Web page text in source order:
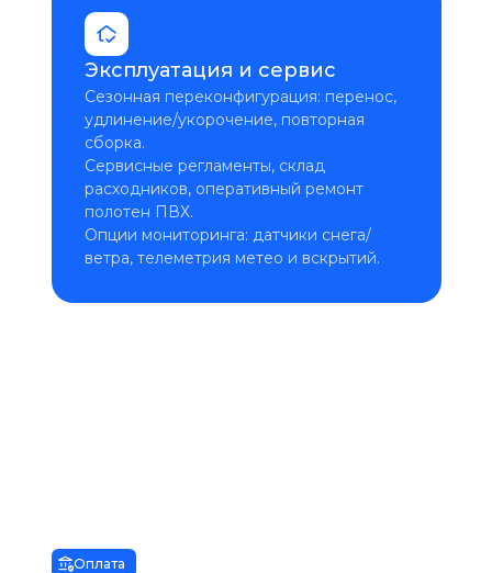
Эксплуатация и сервис
Сезонная переконфигурация: перенос,
удлинение/укорочение, повторная
сборка.
Сервисные регламенты, склад
расходников, оперативный ремонт
полотен ПВХ.
Опции мониторинга: датчики снега/
ветра, телеметрия метео и вскрытий.
Оплата